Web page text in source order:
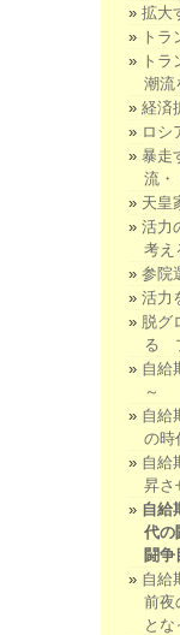
拡大
ト
ト
潮流
経済
ロシ
暴走
流・
天皇
活力
考え
参院
活力
脱グ
る
自給
～
自給
の時
自給
昇さ
自給
代の
闘
自給
前夜
とな